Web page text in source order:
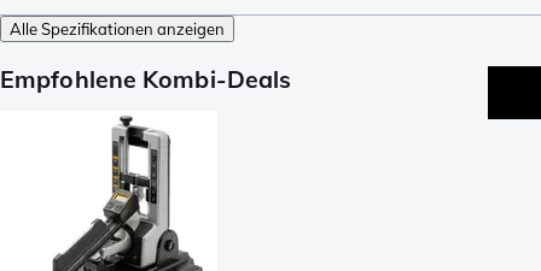
Alle Spezifikationen anzeigen
Empfohlene Kombi-Deals